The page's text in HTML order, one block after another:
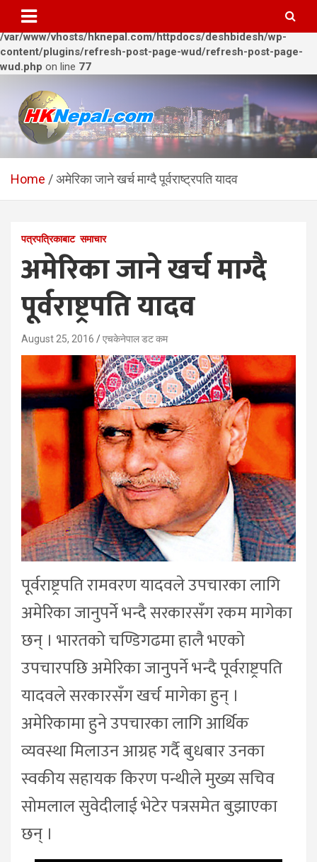
Warning
: Trying to access array offset on value of type bool in
/var/www/vhosts/hknepal.com/httpdocs/deshbidesh/wp-
content/plugins/refresh-post-page-wud/refresh-post-page-
wud.php on line 77
content
HKNepal.com – हङकङबाट
सञ्चालित पहिलो नेपाली अनलाईन
hknepal, hknepal.com, hk nepal, hk nepal com
Home अमेरिका जाने खर्च माग्दै पूर्वराष्ट्रपति यादव
पत्रपत्रिकाबाट समाचार
अमेरिका जाने खर्च माग्दै
पूर्वराष्ट्रपति यादव
August 25, 2016 एचकेनेपाल डट कम
पूर्वराष्ट्रपति रामवरण यादवले उपचारका लागि
अमेरिका जानुपर्ने भन्दै सरकारसँग रकम मागेका
छन् । भारतको चण्डिगढमा हालै भएको
उपचारपछि अमेरिका जानुपर्ने भन्दै पूर्वराष्ट्रपति
यादवले सरकारसँग खर्च मागेका हुन् ।
अमेरिकामा हुने उपचारका लागि आर्थिक
व्यवस्था मिलाउन आग्रह गर्दै बुधबार उनका
स्वकीय सहायक किरण पन्थीले मुख्य सचिव
सोमलाल सुवेदीलाई भेटेर पत्रसमेत बुझाएका
छन् ।